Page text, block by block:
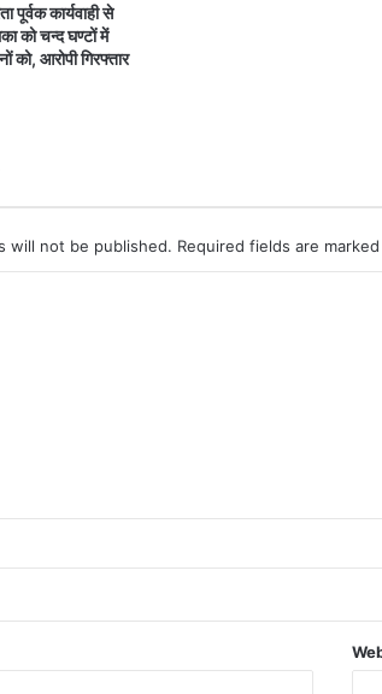
पूर्वक कार्यवाही से
को चन्द घण्टों में
को, आरोपी गिरफ्तार
will not be published. Required fields are marked